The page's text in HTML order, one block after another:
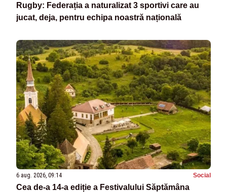
Rugby: Federația a naturalizat 3 sportivi care au
jucat, deja, pentru echipa noastră națională
6 aug. 2026, 09:14 Social
Cea de-a 14-a ediție a Festivalului Săptămâna